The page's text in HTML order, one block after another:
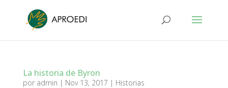
La historia de Byron
por admin | Nov 13, 2017 | Historias